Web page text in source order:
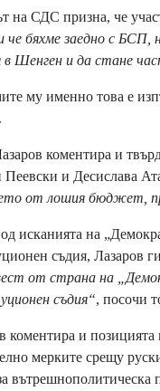
на СДС призна, че
че бяхме заедно с БСП,
в Шенген и да стане
му именно това е
коментира и
Пеевски и Десислава
от лошия бюджет,
исканията на
съдия, Лазаров
от страна на
съдия“, посочи
коментира и
мерките срещу
вътрешнополитическа